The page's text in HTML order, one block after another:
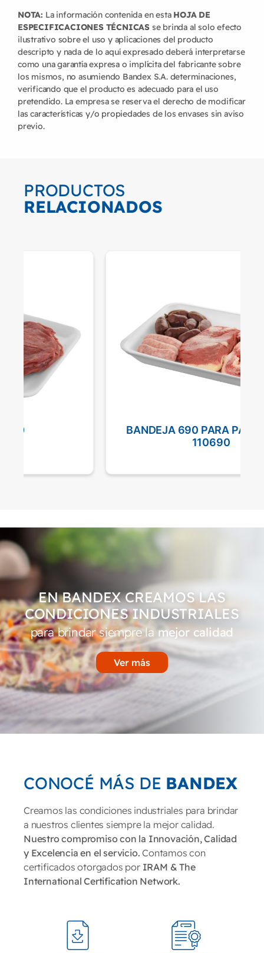
NOTA: La información contenida en esta HOJA DE
ESPECIFICACIONES TÉCNICAS se brinda al solo efecto
ilustrativo sobre el uso y aplicaciones del producto
descripto y nada de lo aquí expresado deberá interpretarse
como una garantía expresa o implícita del fabricante sobre
los mismos, no asumiendo Bandex S.A. determinaciones,
verificando que el producto es adecuado para el uso
pretendido. La empresa se reserva el derecho de modificar
las características y/o propiedades de los envases sin aviso
previo.
PRODUCTOS
RELACIONADOS
BANDEJA 690 PARA PARRILLADA
EN BANDEX CREAMOS LAS
CONDICIONES INDUSTRIALES
para brindar siempre lamejor calidad
Ver más
CONOCÉ MÁS DE BANDEX
Creamos las condiciones industriales para brindar
a nuestros clientes siempre la mejor calidad.
Nuestro compromiso con la Innovación, Calidad
y Excelencia en el servicio.Contamos con
certificados otorgados por IRAM & The
International Certification Network.